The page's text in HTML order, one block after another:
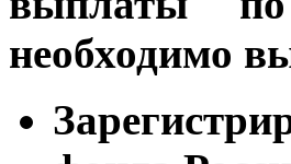
необходимо